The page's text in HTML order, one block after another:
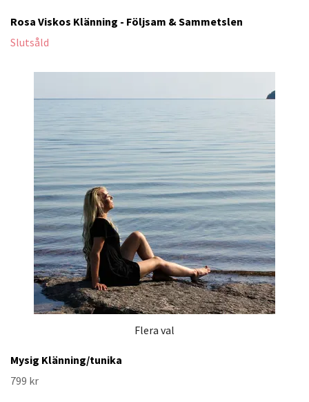
Rosa Viskos Klänning - Följsam & Sammetslen
Slutsåld
Flera val
Mysig Klänning/tunika
799 kr